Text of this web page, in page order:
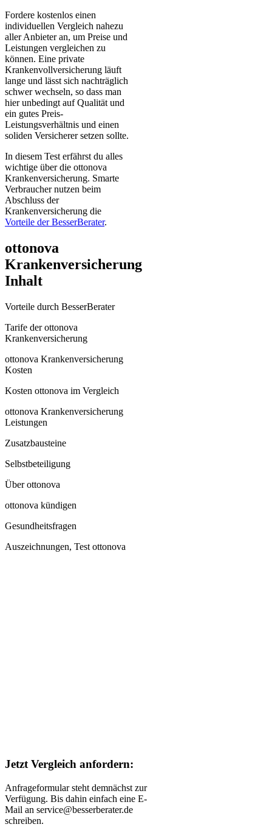
Fordere kostenlos einen
individuellen Vergleich nahezu
aller Anbieter an, um Preise und
Leistungen vergleichen zu
können. Eine private
Krankenvollversicherung läuft
lange und lässt sich nachträglich
schwer wechseln, so dass man
hier unbedingt auf Qualität und
ein gutes Preis-
Leistungsverhältnis und einen
soliden Versicherer setzen sollte.
In diesem Test erfährst du alles
wichtige über die ottonova
Krankenversicherung. Smarte
Verbraucher nutzen beim
Abschluss der
Krankenversicherung die
Vorteile der BesserBerater.
ottonova
Krankenversicherung
Inhalt
Vorteile durch BesserBerater
Tarife der ottonova
Krankenversicherung
ottonova Krankenversicherung
Kosten
Kosten ottonova im Vergleich
ottonova Krankenversicherung
Leistungen
Zusatzbausteine
Selbstbeteiligung
Über ottonova
ottonova kündigen
Gesundheitsfragen
Auszeichnungen, Test ottonova
Jetzt Vergleich anfordern:
Anfrageformular steht demnächst zur
Verfügung. Bis dahin einfach eine E-
Mail an service@besserberater.de
schreiben.